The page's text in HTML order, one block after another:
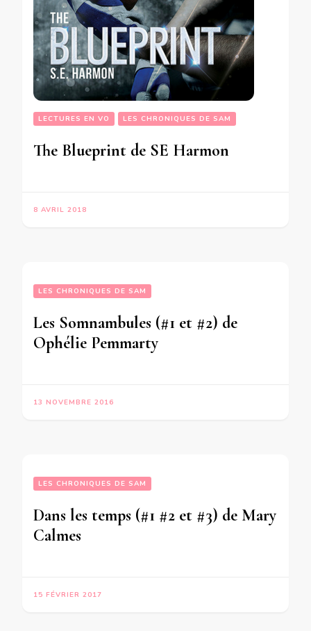
LECTURES EN VO LES CHRONIQUES DE SAM
The Blueprint de SE Harmon
8 AVRIL 2018
LES CHRONIQUES DE SAM
Les Somnambules (#1 et #2) de
Ophélie Pemmarty
13 NOVEMBRE 2016
LES CHRONIQUES DE SAM
Dans les temps (#1 #2 et #3) de Mary
Calmes
15 FÉVRIER 2017